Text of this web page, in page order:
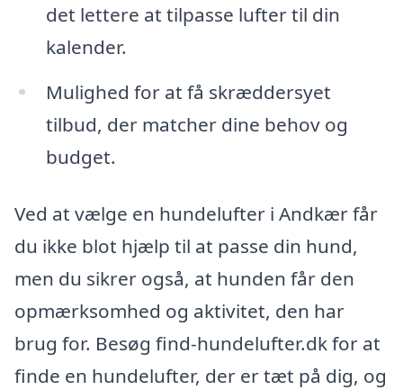
det lettere at tilpasse lufter til din
kalender.
Mulighed for at få skræddersyet
tilbud, der matcher dine behov og
budget.
Ved at vælge en hundelufter i Andkær får
du ikke blot hjælp til at passe din hund,
men du sikrer også, at hunden får den
opmærksomhed og aktivitet, den har
brug for. Besøg find-hundelufter.dk for at
finde en hundelufter, der er tæt på dig, og